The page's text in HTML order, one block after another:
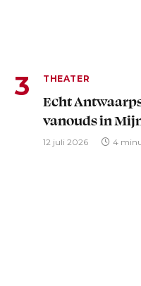
THEATER
Echt
vanouds in
12 juli 2026 4